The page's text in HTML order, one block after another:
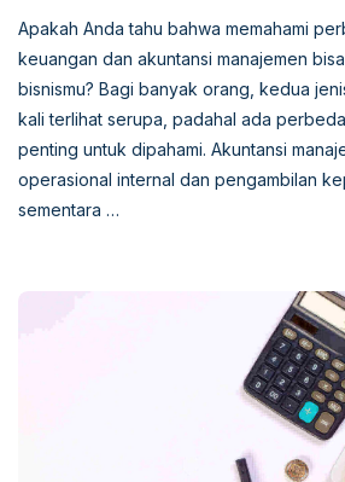
Apakah Anda tahu bahwa memahami
keuangan dan akuntansi manajemen
bisnismu? Bagi banyak orang, kedua
kali terlihat serupa, padahal ada
penting untuk dipahami. Akuntansi
operasional internal dan pengambilan
sementara …